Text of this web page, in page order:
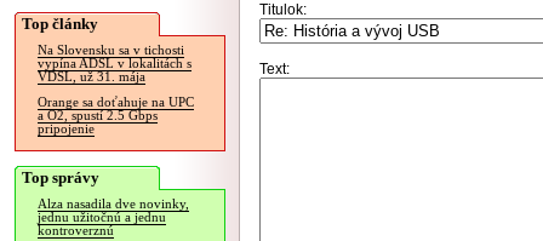
Top články
Na Slovensku sa v tichosti
vypína ADSL v lokalitách s
VDSL, už 31. mája
Orange sa doťahuje na UPC
a O2, spustí 2.5 Gbps
pripojenie
Top správy
Alza nasadila dve novinky,
jednu užitočnú a jednu
kontroverznú
Titulok:
Text: